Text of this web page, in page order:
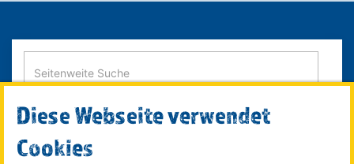
SUCHE STARTEN
Diese Webseite verwendet
Cookies